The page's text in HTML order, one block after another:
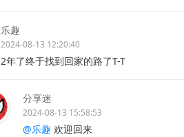
乐趣
2024-08-13 12:20:40
2年了终于找到回家的路了T-T
分享迷
2024-08-13 15:58:53
@乐趣 欢迎回来